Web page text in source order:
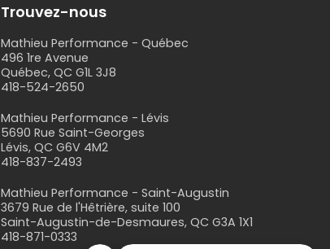
Trouvez-nous
Mathieu Performance - Québec
496 1re Avenue
Québec, QC G1L 3J8
418-524-2650
Mathieu Performance - Lévis
5690 Rue Saint-Georges
Lévis, QC G6V 4M2
418-837-2493
Mathieu Performance - Saint-Augustin
3679 Rue de l'Hêtrière, suite 100
Saint-Augustin-de-Desmaures, QC G3A 1X1
418-871-0333